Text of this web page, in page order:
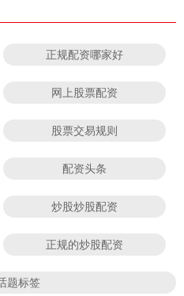
正规配资哪家好
网上股票配资
股票交易规则
配资头条
炒股炒股配资
正规的炒股配资
题标签